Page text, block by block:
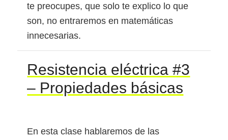
te preocupes, que solo te explico lo que
son, no entraremos en matemáticas
innecesarias.
Resistencia eléctrica #3
– Propiedades básicas
En esta clase hablaremos de las